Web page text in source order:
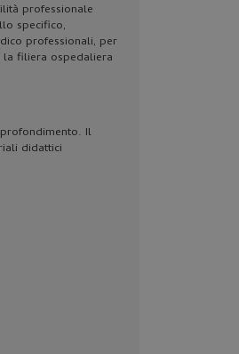
professionale
specifico,
professionali, per
la filiera ospedaliera
Il
didattici